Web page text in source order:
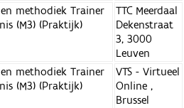
methodiek Trainer
(M3) (Praktijk)
TTC Meerdaal
Dekenstraat
3, 3000
Leuven
methodiek Trainer
(M3) (Praktijk)
VTS - Virtueel
Online ,
Brussel